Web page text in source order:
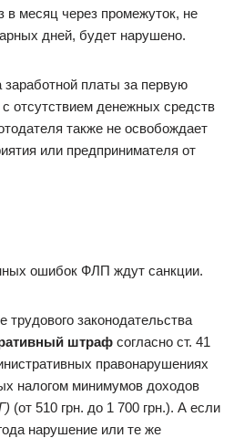
в месяц через промежуток, не
дней, будет нарушено.
платы за первую
отсутствием денежных средств
также не освобождает
или предпринимателя от
ошибок ФЛП ждут санкции.
трудового законодательства
штраф согласно cт. 41
правонарушениях
налогом минимумов доходов
(от 510 грн. до 1 700 грн.). А если
нарушение или те же